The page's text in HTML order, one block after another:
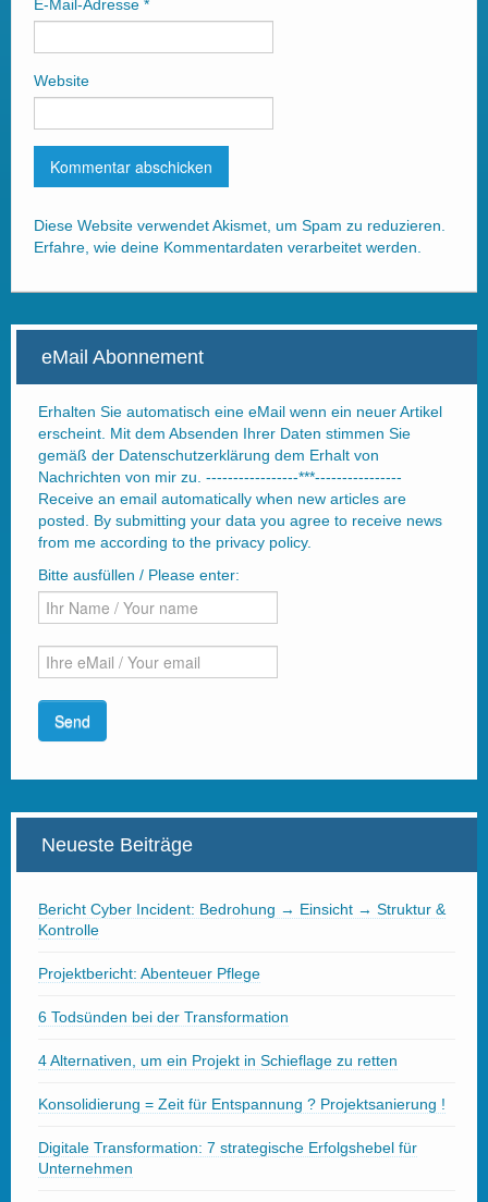
E-Mail-Adresse *
Website
Diese Website verwendet Akismet, um Spam zu reduzieren.
Erfahre, wie deine Kommentardaten verarbeitet werden.
eMail Abonnement
Erhalten Sie automatisch eine eMail wenn ein neuer Artikel
erscheint. Mit dem Absenden Ihrer Daten stimmen Sie
gemäß der Datenschutzerklärung dem Erhalt von
Nachrichten von mir zu. -----------------***----------------
Receive an email automatically when new articles are
posted. By submitting your data you agree to receive news
from me according to the privacy policy.
Bitte ausfüllen / Please enter:
Neueste Beiträge
Bericht Cyber Incident: Bedrohung → Einsicht → Struktur &
Kontrolle
Projektbericht: Abenteuer Pflege
6 Todsünden bei der Transformation
4 Alternativen, um ein Projekt in Schieflage zu retten
Konsolidierung = Zeit für Entspannung ? Projektsanierung !
Digitale Transformation: 7 strategische Erfolgshebel für
Unternehmen